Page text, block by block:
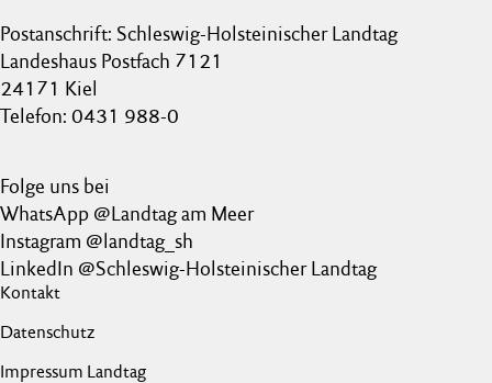
Postanschrift: Schleswig-Holsteinischer Landtag
Landeshaus Postfach 7121
24171 Kiel
Telefon: 0431 988-0
Folge uns bei
WhatsApp @Landtag am Meer
Instagram @landtag_sh
LinkedIn @Schleswig-Holsteinischer Landtag
Kontakt
Datenschutz
Impressum Landtag